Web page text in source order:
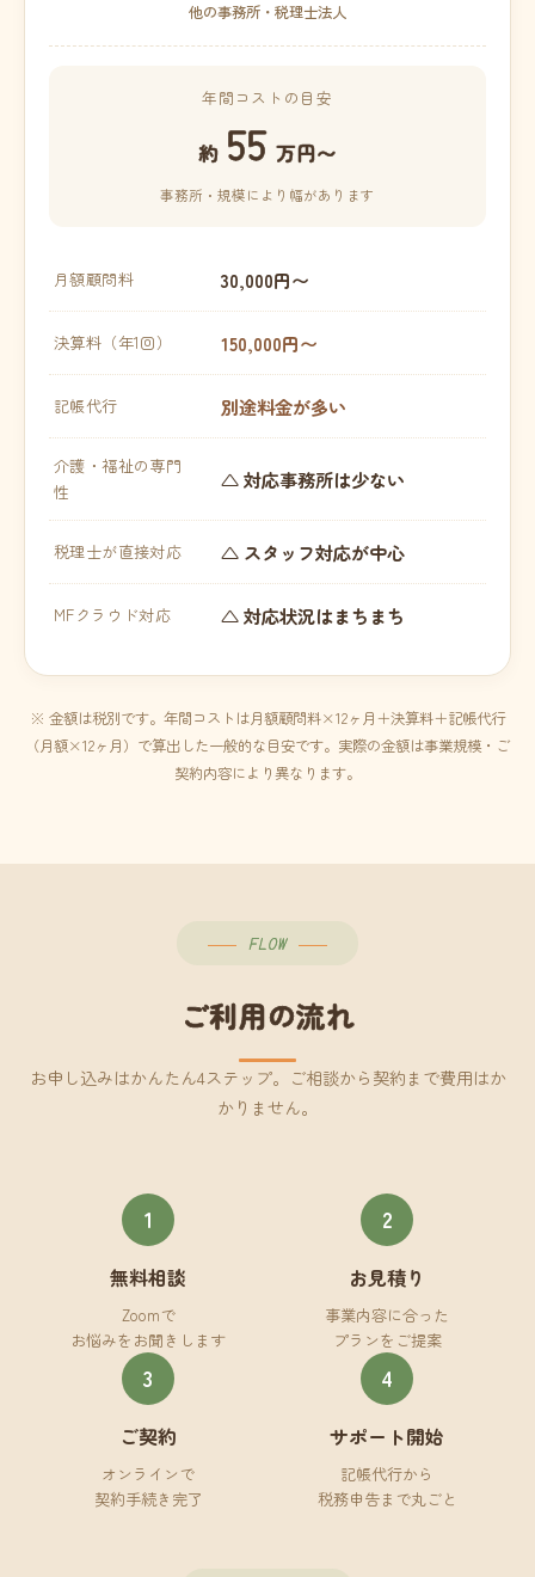
他の事務所・税理士法人
年間コストの目安
約 55 万円〜
事務所・規模により幅があります
月額顧問料 30,000円〜
決算料（年1回） 150,000円〜
記帳代行 別途料金が多い
介護・福祉の専門
性
△ 対応事務所は少ない
税理士が直接対応 △ スタッフ対応が中心
MFクラウド対応 △ 対応状況はまちまち
※ 金額は税別です。年間コストは月額顧問料×12ヶ月＋決算料＋記帳代行
（月額×12ヶ月）で算出した一般的な目安です。実際の金額は事業規模・ご
契約内容により異なります。
FLOW
ご利用の流れ
お申し込みはかんたん4ステップ。ご相談から契約まで費用はか
かりません。
1
無料相談
Zoomで
お悩みをお聞きします
2
お見積り
事業内容に合った
プランをご提案
3
ご契約
オンラインで
契約手続き完了
4
サポート開始
記帳代行から
税務申告まで丸ごと